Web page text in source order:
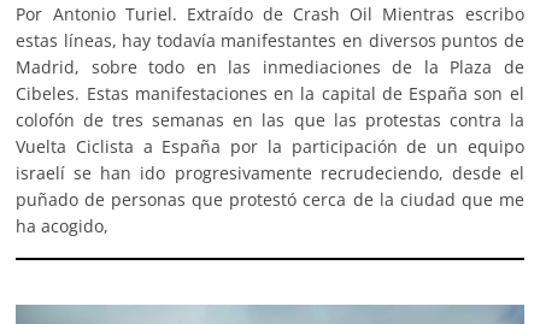
Por Antonio Turiel. Extraído de Crash Oil Mientras escribo
estas líneas, hay todavía manifestantes en diversos puntos de
Madrid, sobre todo en las inmediaciones de la Plaza de
Cibeles. Estas manifestaciones en la capital de España son el
colofón de tres semanas en las que las protestas contra la
Vuelta Ciclista a España por la participación de un equipo
israelí se han ido progresivamente recrudeciendo, desde el
puñado de personas que protestó cerca de la ciudad que me
ha acogido,